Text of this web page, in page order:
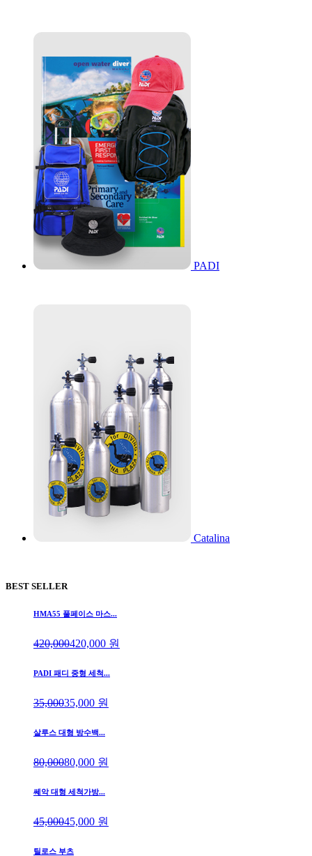
PADI
Catalina
BEST SELLER
HMA55 풀페이스 마스...
420,000420,000 원
PADI 패디 중형 세척...
35,00035,000 원
살루스 대형 방수백...
80,00080,000 원
쎄악 대형 세척가방...
45,00045,000 원
틸로스 부츠